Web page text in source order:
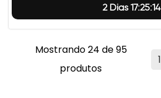
2 Dias 17:25:13
1
Mostrando 24 de 95
produtos